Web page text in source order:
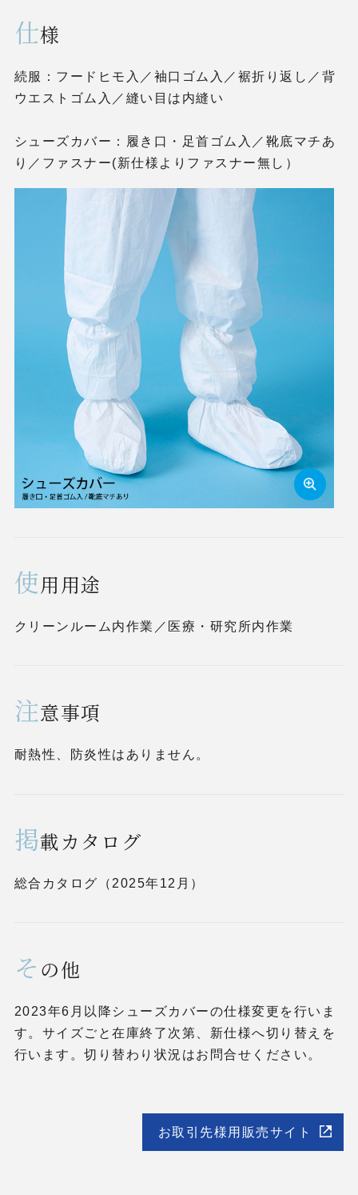
仕様
続服：フードヒモ入／袖口ゴム入／裾折り返し／背
ウエストゴム入／縫い目は内縫い
シューズカバー：履き口・足首ゴム入／靴底マチあ
り／ファスナー(新仕様よりファスナー無し）
使用用途
クリーンルーム内作業／医療・研究所内作業
注意事項
耐熱性、防炎性はありません。
掲載カタログ
総合カタログ（2025年12月）
そ の他
2023年6月以降シューズカバーの仕様変更を行いま
す。サイズごと在庫終了次第、新仕様へ切り替えを
行います。切り替わり状況はお問合せください。
お取引先様用販売サイト